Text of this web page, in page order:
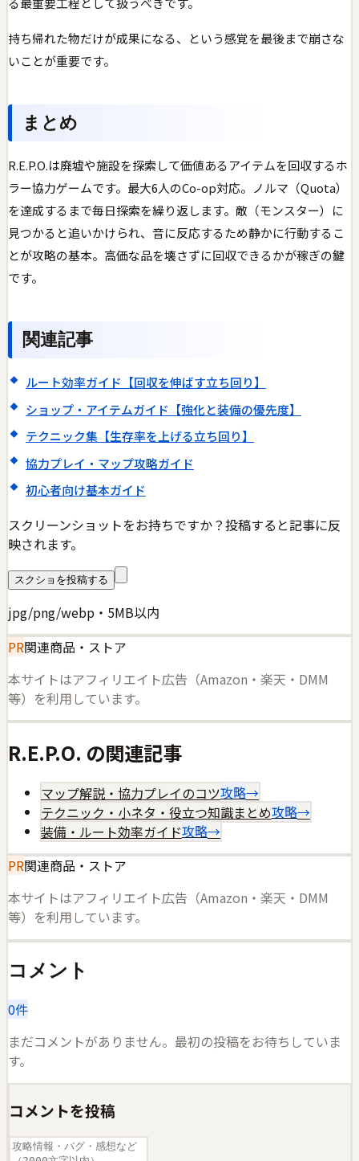
持ち帰れた物だけが成果になる、という感覚を最後まで崩さな
いことが重要です。
まとめ
R.E.P.O.は廃墟や施設を探索して価値あるアイテムを回収するホ
ラー協力ゲームです。最大6人のCo-op対応。ノルマ（Quota）
を達成するまで毎日探索を繰り返します。敵（モンスター）に
見つかると追いかけられ、音に反応するため静かに行動するこ
とが攻略の基本。高価な品を壊さずに回収できるかが稼ぎの鍵
です。
関連記事
ルート効率ガイド【回収を伸ばす立ち回り】
ショップ・アイテムガイド【強化と装備の優先度】
テクニック集【生存率を上げる立ち回り】
協力プレイ・マップ攻略ガイド
初心者向け基本ガイド
スクリーンショットをお持ちですか？投稿すると記事に反
映されます。
スクショを投稿する
jpg/png/webp・5MB以内
PR関連商品・ストア
本サイトはアフィリエイト広告（Amazon・楽天・DMM
等）を利用しています。
R.E.P.O. の関連記事
マップ解説・協力プレイのコツ攻略→
テクニック・小ネタ・役立つ知識まとめ攻略→
装備・ルート効率ガイド攻略→
PR関連商品・ストア
本サイトはアフィリエイト広告（Amazon・楽天・DMM
等）を利用しています。
コメント
0件
まだコメントがありません。最初の投稿をお待ちしていま
す。
コメントを投稿